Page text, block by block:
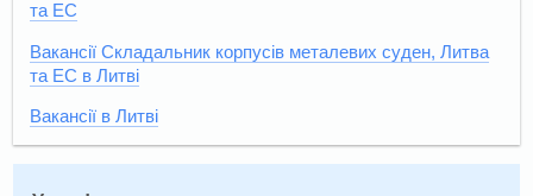
та ЕС
Вакансії Складальник корпусів металевих суден, Литва
та ЕС в Литві
Вакансії в Литві